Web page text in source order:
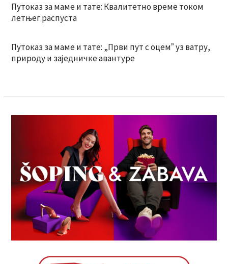
Путоказ за маме и тате: Квалитетно време током
летњег распуста
Путоказ за маме и тате: „Први пут с оцемˮ уз ватру,
природу и заједничке авантуре